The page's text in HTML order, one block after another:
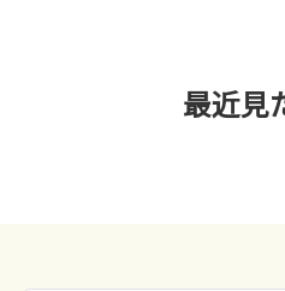
最近見